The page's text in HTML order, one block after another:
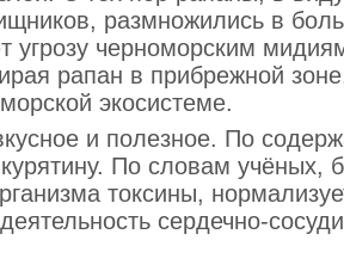
размножились в
угрозу черноморским
рапан в прибрежной
экосистеме.
и полезное. По
По словам учёных,
токсины,
сердечно-